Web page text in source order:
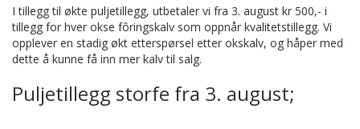
I tillegg til økte puljetillegg, utbetaler vi fra 3. august kr 500,- i
tillegg for hver okse fôringskalv som oppnår kvalitetstillegg. Vi
opplever en stadig økt etterspørsel etter okskalv, og håper med
dette å kunne få inn mer kalv til salg.
Puljetillegg storfe fra 3. august;